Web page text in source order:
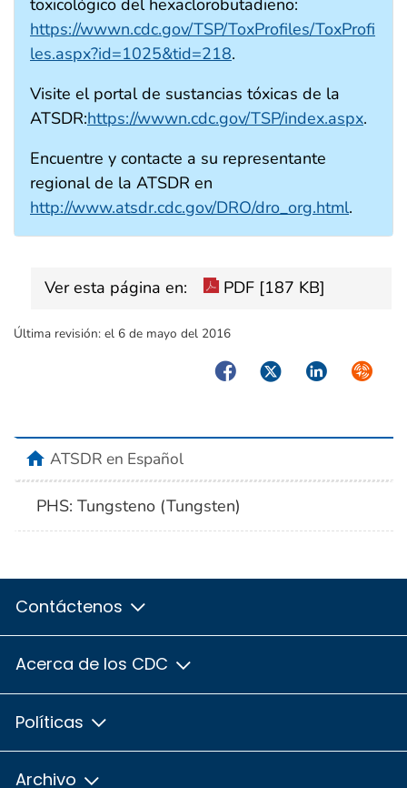
toxicológico del hexaclorobutadieno:
https://wwwn.cdc.gov/TSP/ToxProfiles/ToxProfi
les.aspx?id=1025&tid=218.
Visite el portal de sustancias tóxicas de la
ATSDR:https://wwwn.cdc.gov/TSP/index.aspx.
Encuentre y contacte a su representante
regional de la ATSDR en
http://www.atsdr.cdc.gov/DRO/dro_org.html.
Ver esta página en: PDF [187 KB]
Última revisión: el 6 de mayo del 2016
FacebookTwitterLinkedIn
homeATSDR en Español
PHS: Tungsteno (Tungsten)
Contáctenos
Acerca de los CDC
Políticas
Archivo